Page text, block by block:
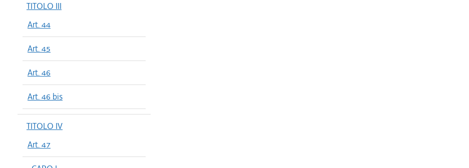
TITOLO III
Art. 44
Art. 45
Art. 46
Art. 46 bis
TITOLO IV
Art. 47